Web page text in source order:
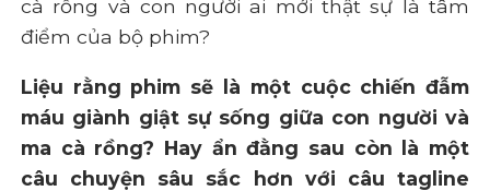
cà rồng và con người ai mới thật sự là tâm
điểm của bộ phim?
Liệu rằng phim sẽ là một cuộc chiến đẫm
máu giành giật sự sống giữa con người và
ma cà rồng? Hay ẩn đằng sau còn là một
câu chuyện sâu sắc hơn với câu tagline